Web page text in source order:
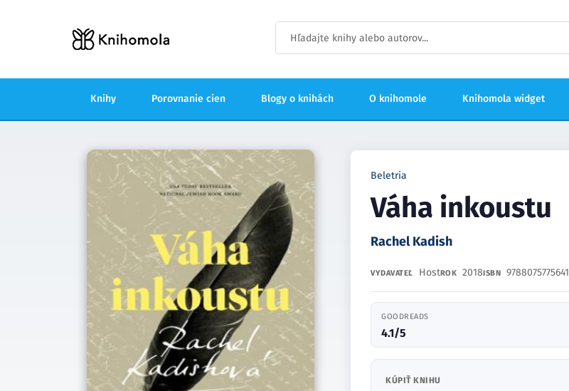
Knihy Porovnanie cien Blogy o knihách O knihomole Knihomola widget
Beletria
Váha inkoustu
Rachel Kadish
VYDAVATEĽ HostROK 2018ISBN 9788075775641
GOODREADS
4.1/5
KÚPIŤ KNIHU